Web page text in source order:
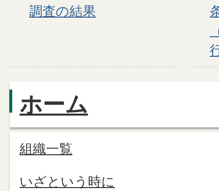
調査の結果
ホーム
組織一覧
いざという時に